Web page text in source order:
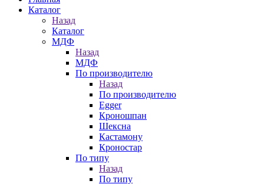
Каталог
Назад
Каталог
МДФ
Назад
МДФ
По производителю
Назад
По производителю
Egger
Кроношпан
Шексна
Кастамону
Кроностар
По типу
Назад
По типу